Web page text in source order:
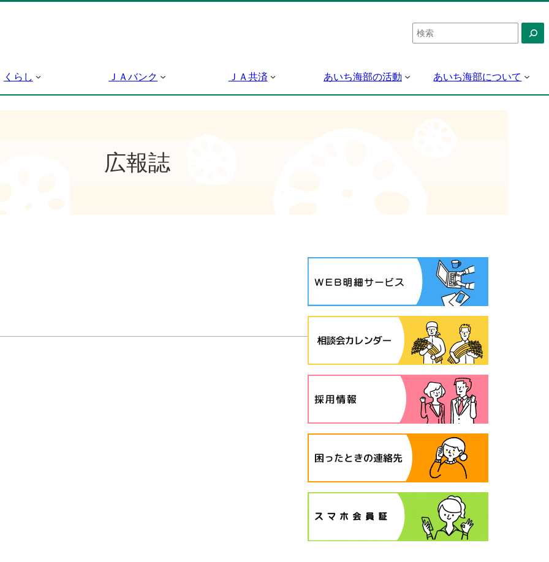
検
索
くらし ＪＡバンク ＪＡ共済 あいち海部の活動 あいち海部について
広報誌